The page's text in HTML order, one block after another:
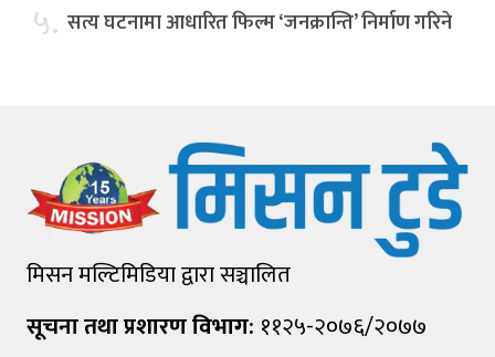
५. सत्य घटनामा आधारित फिल्म ‘जनक्रान्ति’ निर्माण गरिने
मिसन मल्टिमिडिया द्वारा सञ्चालित
सूचना तथा प्रशारण विभाग: ११२५-२०७६/२०७७